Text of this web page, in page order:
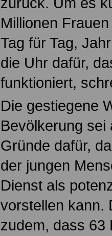
Millionen
Tag für Tag,
die Uhr dafür,
funktioniert,
Die gestiegene
Bevölkerung sei
Gründe dafür,
der jungen
Dienst als
vorstellen kann.
zudem, dass 63